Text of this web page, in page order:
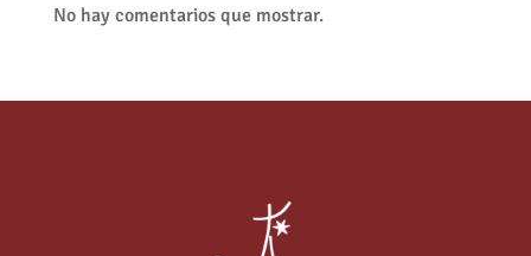
No hay comentarios que mostrar.